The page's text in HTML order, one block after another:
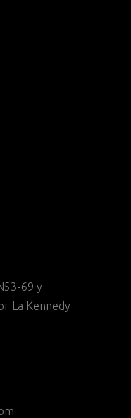
69 y
La Kennedy